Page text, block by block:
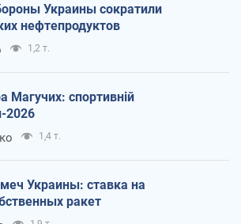
Украины сократили
нефтепродуктов
1,2 т.
Магучих: спортивній
2026
1,4 т.
Украины: ставка на
ракет